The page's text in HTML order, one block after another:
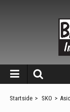
Startside > SKO >